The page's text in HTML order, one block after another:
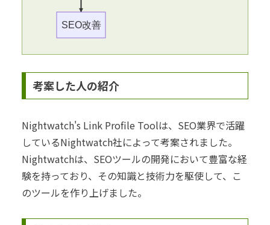
SEO改善
考案した人の紹介
Nightwatch's Link Profile Toolは、SEO業界で活躍
しているNightwatch社によって考案されました。
Nightwatchは、SEOツールの開発において豊富な経
験を持っており、その知識と技術力を駆使して、こ
のツールを作り上げました。